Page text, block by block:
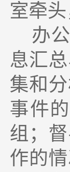
室牵
办
息汇
集和
事件
组；
作的